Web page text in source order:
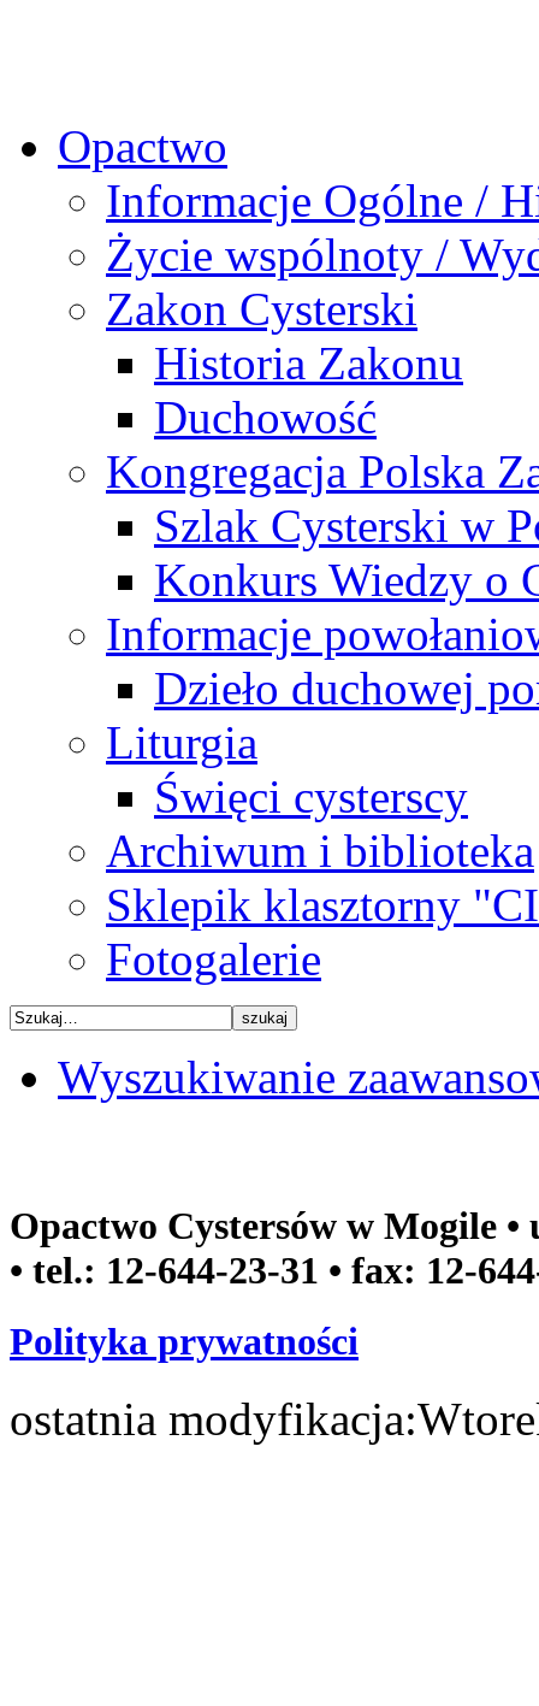
Opactwo
Informacje Ogólne /
Życie wspólnoty /
Zakon Cysterski
Historia Zakonu
Duchowość
Kongregacja Polska
Szlak Cysterski w
Konkurs Wiedzy o
Informacje
Dzieło duchowej
Liturgia
Święci cysterscy
Archiwum i biblioteka
Sklepik klasztorny
Fotogalerie
Wyszukiwanie
Opactwo Cystersów w Mogile
• tel.: 12-644-23-31 • fax: 12-
Polityka prywatności
ostatnia modyfikacja: